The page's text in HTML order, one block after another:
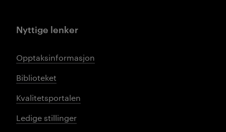
Nyttige lenker
Opptaksinformasjon
Biblioteket
Kvalitetsportalen
Ledige stillinger